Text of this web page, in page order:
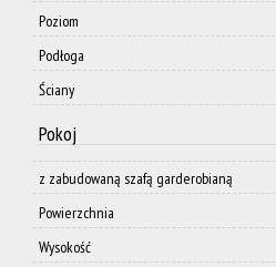
Poziom
Podłoga
Ściany
Pokoj
z zabudowaną szafą garderobianą
Powierzchnia
Wysokość